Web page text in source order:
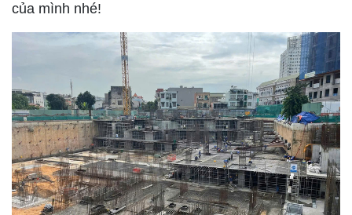
của mình nhé!